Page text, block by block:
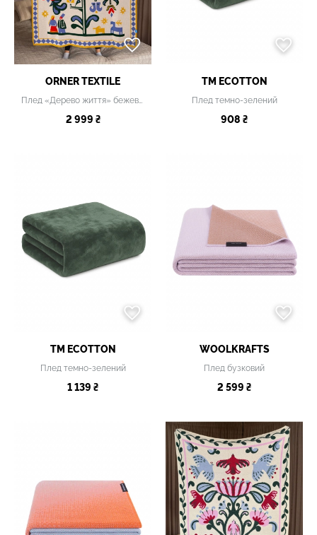
ORNER TEXTILE
Плед «Дерево життя» бежевий
2 999 ₴
TM ECOTTON
Плед темно-зелений
908 ₴
TM ECOTTON
Плед темно-зелений
1 139 ₴
WOOLKRAFTS
Плед бузковий
2 599 ₴